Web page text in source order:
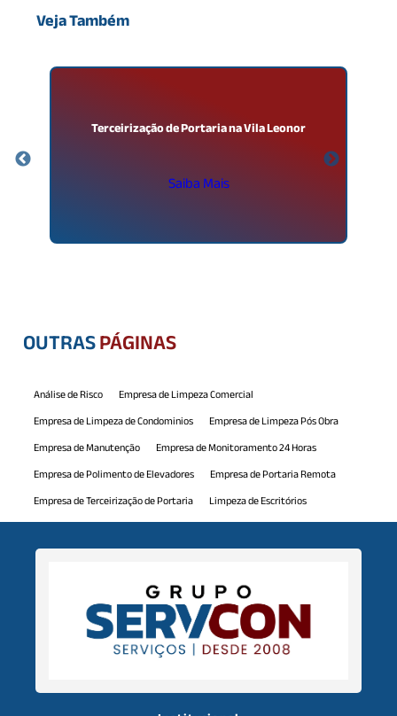
Veja Também
Terceirização de Portaria na Vila Leonor
Saiba Mais
OUTRASPÁGINAS
Análise de Risco
Empresa de Limpeza Comercial
Empresa de Limpeza de Condominios
Empresa de Limpeza Pós Obra
Empresa de Manutenção
Empresa de Monitoramento 24 Horas
Empresa de Polimento de Elevadores
Empresa de Portaria Remota
Empresa de Terceirização de Portaria
Limpeza de Escritórios
Limpeza de Piscina
Manutenção Comercial
Manutenção Predial
Monitoramento 24h
Mão de Obra Terceirizada
Portaria Virtual
Serviço de Jardinagem
Serviço de Monitoramento 24 Horas
Serviço de Portaria de Condominio
Serviço de Recepcionista
Serviços de Auxiliar de Limpeza
Serviços de Auxiliar de Serviços Gerais
Serviços de Limpeza Predial